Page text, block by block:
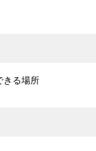
きる場所